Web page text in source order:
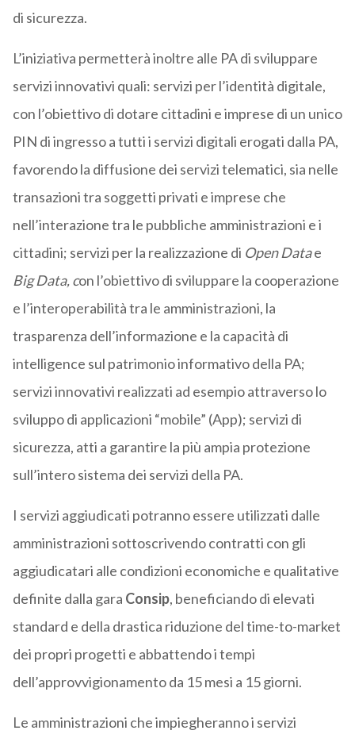
di sicurezza.
L’iniziativa permetterà inoltre alle PA di sviluppare
servizi innovativi quali: servizi per l’identità digitale,
con l’obiettivo di dotare cittadini e imprese di un unico
PIN di ingresso a tutti i servizi digitali erogati dalla PA,
favorendo la diffusione dei servizi telematici, sia nelle
transazioni tra soggetti privati e imprese che
nell’interazione tra le pubbliche amministrazioni e i
cittadini; servizi per la realizzazione di Open Datae
Big Data, con l’obiettivo di sviluppare la cooperazione
e l’interoperabilità tra le amministrazioni, la
trasparenza dell’informazione e la capacità di
intelligence sul patrimonio informativo della PA;
servizi innovativi realizzati ad esempio attraverso lo
sviluppo di applicazioni “mobile” (App); servizi di
sicurezza, atti a garantire la più ampia protezione
sull’intero sistema dei servizi della PA.
I servizi aggiudicati potranno essere utilizzati dalle
amministrazioni sottoscrivendo contratti con gli
aggiudicatari alle condizioni economiche e qualitative
definite dalla gara Consip, beneficiando di elevati
standard e della drastica riduzione del time-to-market
dei propri progetti e abbattendo i tempi
dell’approvvigionamento da 15 mesi a 15 giorni.
Le amministrazioni che impiegheranno i servizi